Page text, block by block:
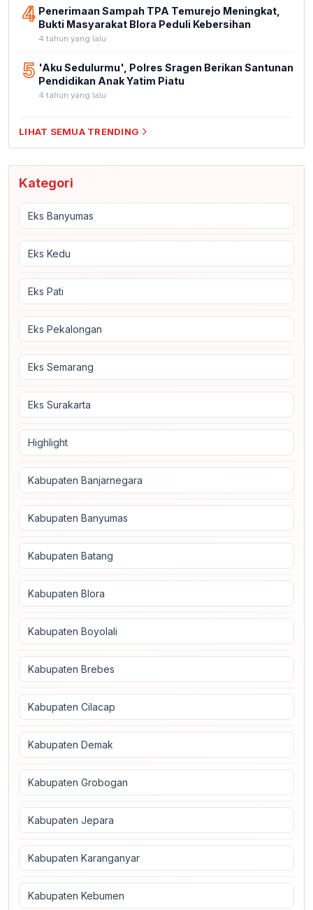
4 Penerimaan Sampah TPA Temurejo Meningkat,
Bukti Masyarakat Blora Peduli Kebersihan
4 tahun yang lalu
5 'Aku Sedulurmu', Polres Sragen Berikan Santunan
Pendidikan Anak Yatim Piatu
4 tahun yang lalu
LIHAT SEMUA TRENDING
Kategori
Eks Banyumas
Eks Kedu
Eks Pati
Eks Pekalongan
Eks Semarang
Eks Surakarta
Highlight
Kabupaten Banjarnegara
Kabupaten Banyumas
Kabupaten Batang
Kabupaten Blora
Kabupaten Boyolali
Kabupaten Brebes
Kabupaten Cilacap
Kabupaten Demak
Kabupaten Grobogan
Kabupaten Jepara
Kabupaten Karanganyar
Kabupaten Kebumen